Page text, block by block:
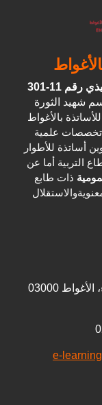
المرسوم التنفيذي رقم 11-301
شهيد الثورة
بالأغواط
تخصصات علمية
أساتذة للأطوار
التربية أما عن
ذات طابع
ص.ب 4033 بريد المحطة، شارع الشهداء، الأغواط 03000
e-